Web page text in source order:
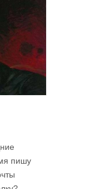
пишу